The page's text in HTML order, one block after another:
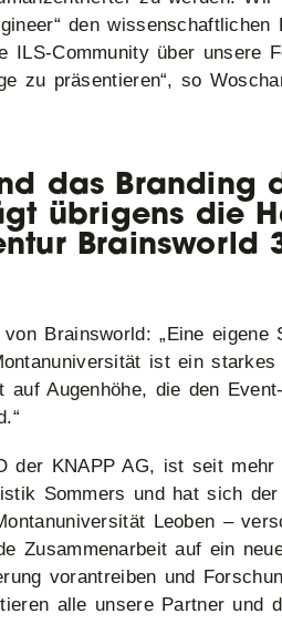
den wissenschaftlichen
ILS-Community über unsere
zu präsentieren“, so
das Branding
übrigens die
Brainsworld
Brainsworld: „Eine
ist ein
auf Augenhöhe, die den
der KNAPP AG, ist seit
Sommers und hat sich
Leoben –
Zusammenarbeit auf ein
vorantreiben und
alle unsere Partner und